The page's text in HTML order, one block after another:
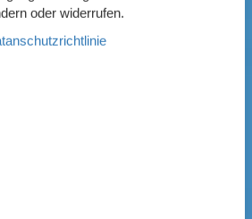
oder widerrufen.